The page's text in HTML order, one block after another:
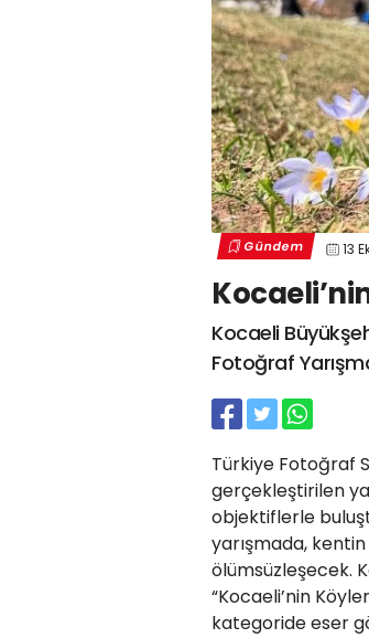
Gündem 13
Kocaeli
Fotoğraf
Türkiye Fotoğraf
gerçekleştirilen
objektiflerle
yarışmada,
ölümsüzleşecek.
“Kocaeli’nin
kategoride eser